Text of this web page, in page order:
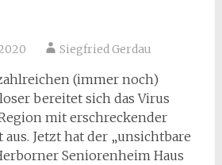
Siegfried Gerdau
(immer noch)
bereitet sich das Virus
mit erschreckender
Jetzt hat der „unsichtbare
Seniorenheim Haus